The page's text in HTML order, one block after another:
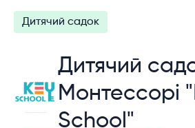
Дитячий садок
Дитячий
Монтессорі
School"